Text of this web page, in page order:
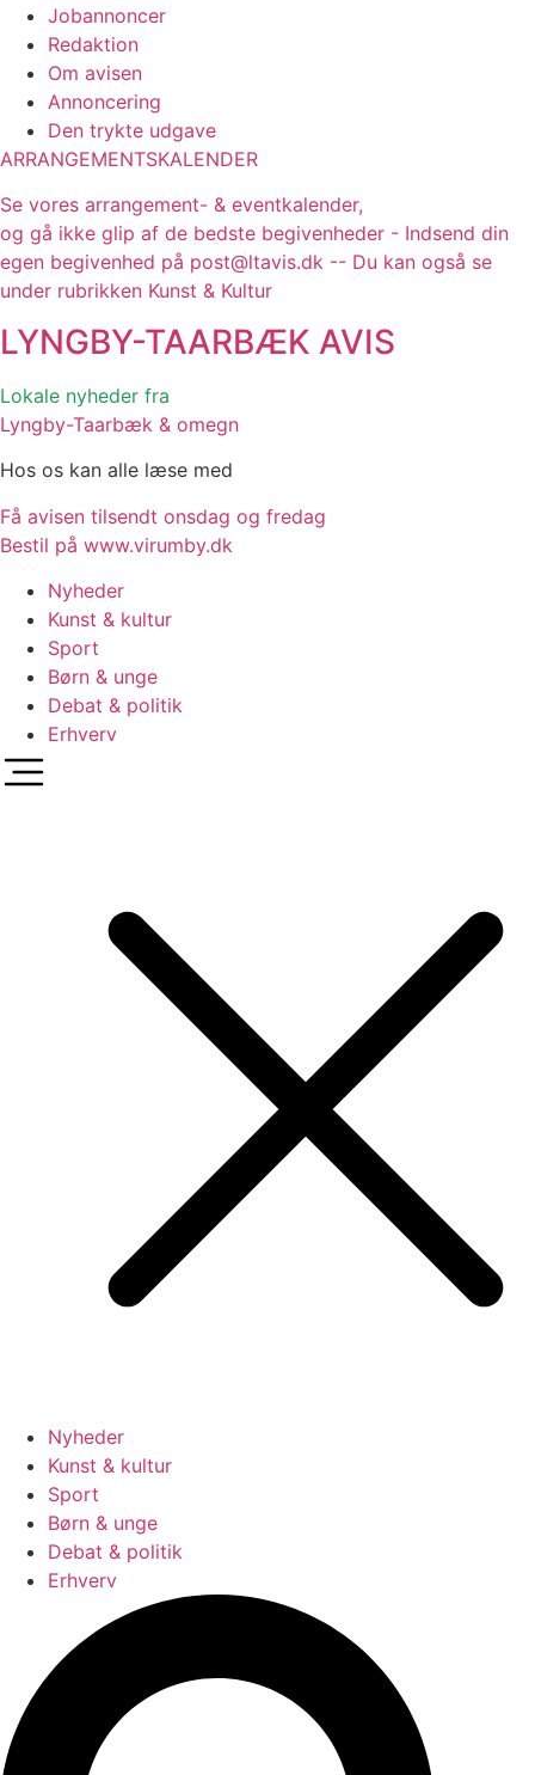
Jobannoncer
Redaktion
Om avisen
Annoncering
Den trykte udgave
ARRANGEMENTSKALENDER
Se vores arrangement- & eventkalender,
og gå ikke glip af de bedste begivenheder - Indsend din
egen begivenhed på post@ltavis.dk -- Du kan også se
under rubrikken Kunst & Kultur
LYNGBY-TAARBÆK AVIS
Lokale nyheder fra
Lyngby-Taarbæk & omegn
Hos os kan alle læse med
Få avisen tilsendt onsdag og fredag
Bestil på www.virumby.dk
Nyheder
Kunst & kultur
Sport
Børn & unge
Debat & politik
Erhverv
Nyheder
Kunst & kultur
Sport
Børn & unge
Debat & politik
Erhverv